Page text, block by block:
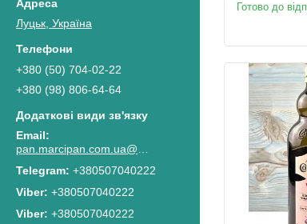
Луцьк, Україна
+380 (50) 704-02-22
+380 (98) 806-64-64
pan.marcipan.com.ua@gmail.com
+380507040222
+380507040222
Viber +380507040222
Готово до